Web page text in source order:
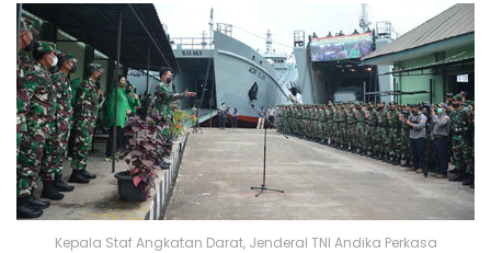
Kepala Staf Angkatan Darat, Jenderal TNI Andika Perkasa